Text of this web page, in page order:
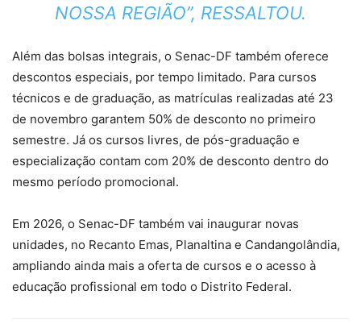
NOSSA REGIÃO”, RESSALTOU.
Além das bolsas integrais, o Senac-DF também oferece
descontos especiais, por tempo limitado. Para cursos
técnicos e de graduação, as matrículas realizadas até 23
de novembro garantem 50% de desconto no primeiro
semestre. Já os cursos livres, de pós-graduação e
especialização contam com 20% de desconto dentro do
mesmo período promocional.
Em 2026, o Senac-DF também vai inaugurar novas
unidades, no Recanto Emas, Planaltina e Candangolândia,
ampliando ainda mais a oferta de cursos e o acesso à
educação profissional em todo o Distrito Federal.